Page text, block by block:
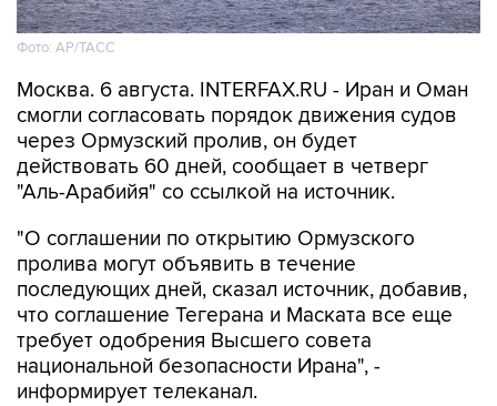
Фото: AP/ТАСС
Москва. 6 августа. INTERFAX.RU - Иран и Оман
смогли согласовать порядок движения судов
через Ормузский пролив, он будет
действовать 60 дней, сообщает в четверг
"Аль-Арабийя" со ссылкой на источник.
"О соглашении по открытию Ормузского
пролива могут объявить в течение
последующих дней, сказал источник, добавив,
что соглашение Тегерана и Маската все еще
требует одобрения Высшего совета
национальной безопасности Ирана", -
информирует телеканал.